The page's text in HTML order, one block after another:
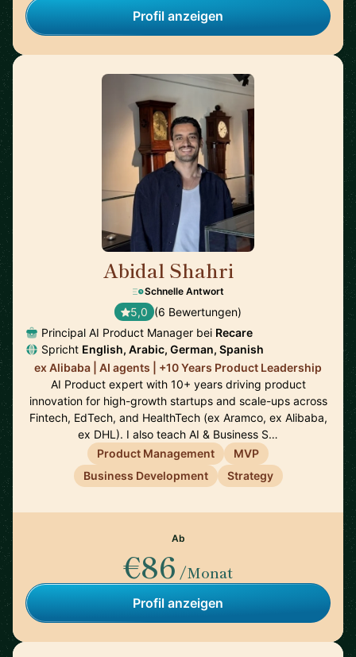
Profil anzeigen
Abidal Shahri
Schnelle Antwort
5,0 (6 Bewertungen)
Principal AI Product Manager bei Recare
Spricht English, Arabic, German, Spanish
ex Alibaba | AI agents | +10 Years Product Leadership
AI Product expert with 10+ years driving product
innovation for high-growth startups and scale-ups across
Fintech, EdTech, and HealthTech (ex Aramco, ex Alibaba,
ex DHL). I also teach AI & Business S…
Product Management
MVP
Business Development
Strategy
Ab
€86 /Monat
Profil anzeigen